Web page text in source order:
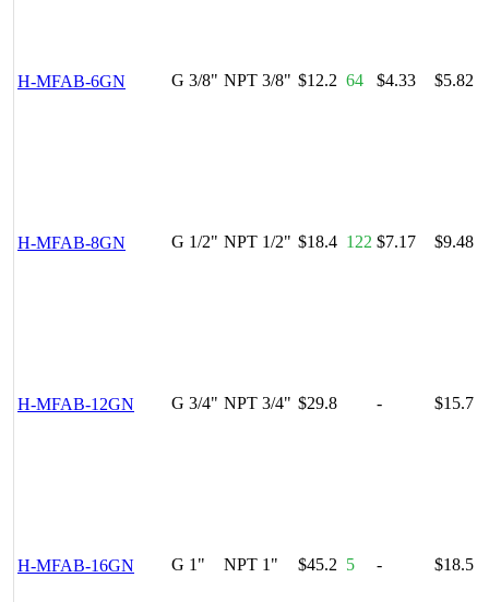
H-MFAB-6GN G 3/8" NPT 3/8" $12.2 64 $4.33 $5.82
H-MFAB-8GN G 1/2" NPT 1/2" $18.4 122 $7.17 $9.48
H-MFAB-12GN G 3/4" NPT 3/4" $29.8 - $15.7
H-MFAB-16GN G 1" NPT 1" $45.2 5 - $18.5